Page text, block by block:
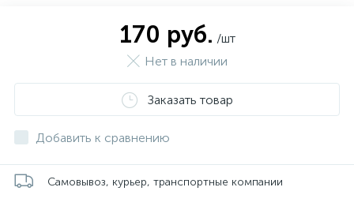
170 руб. /шт
Нет в наличии
Заказать товар
Добавить к сравнению
Самовывоз, курьер, транспортные компании